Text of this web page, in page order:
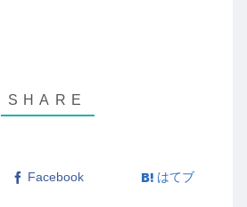
Facebook はてブ